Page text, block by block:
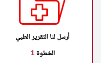
أرسل لنا التقرير الطبي
الخطوة1